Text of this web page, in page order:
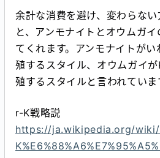
余計な消費を避け、変わらな
と、アンモナイトとオウムガ
てくれます。アンモナイトが
殖するスタイル、オウムガイ
殖するスタイルと言われていま
r-K戦略説
https://ja.wikipedia.org/